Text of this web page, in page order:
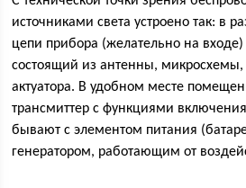
источниками света устроено так: в
цепи прибора (желательно на входе)
состоящий из антенны, микросхемы,
актуатора. В удобном месте
трансмиттер с функциями
бывают с элементом питания
генератором, работающим от